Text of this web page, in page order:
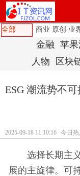
全部 商业 原创 业
金融 苹果
人物
区块
ESG 潮流势不
2025-09-18 11:10:16 今日热
选择长期主
展的主旋律。可